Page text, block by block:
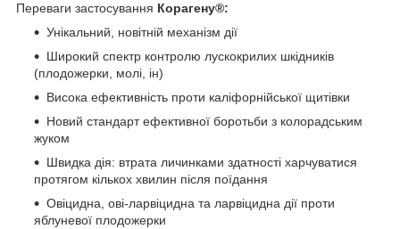
Переваги застосування Корагену®:
Унікальний, новітній механізм дії
Широкий спектр контролю лускокрилих шкідників
(плодожерки, молі, ін)
Висока ефективність проти каліфорнійської щитівки
Новий стандарт ефективної боротьби з колорадським
жуком
Швидка дія: втрата личинками здатності харчуватися
протягом кількох хвилин після поїдання
Овіцидна, ові-ларвіцидна та ларвіцидна дії проти
яблуневої плодожерки